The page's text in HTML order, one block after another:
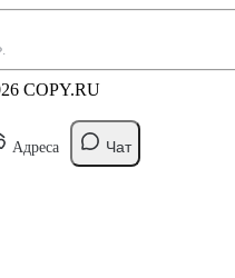
COPY.RU
Адреса Чат